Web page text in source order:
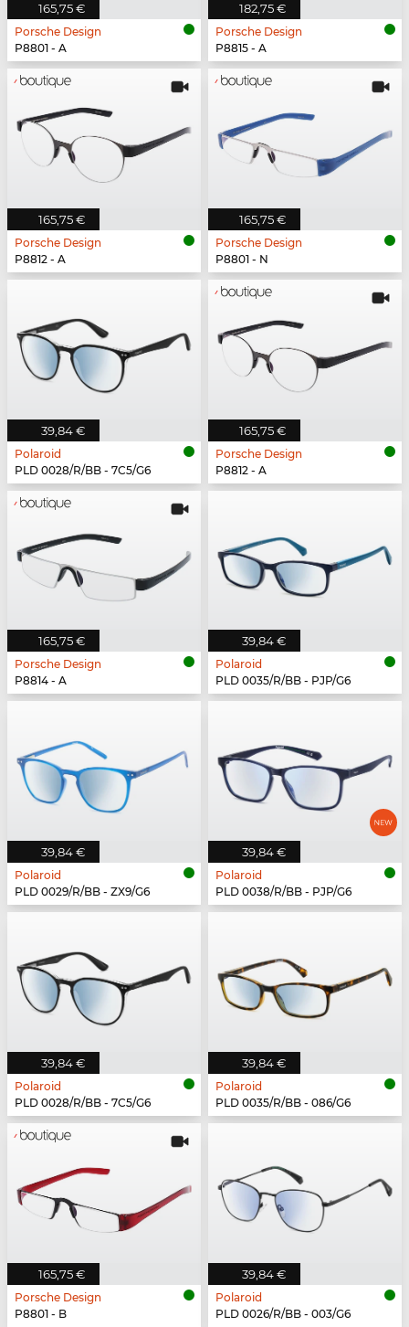
165,75 €
Porsche Design
P8801 - A
182,75 €
Porsche Design
P8815 - A
165,75 €
Porsche Design
P8812 - A
165,75 €
Porsche Design
P8801 - N
39,84 €
Polaroid
PLD 0028/R/BB - 7C5/G6
165,75 €
Porsche Design
P8812 - A
165,75 €
Porsche Design
P8814 - A
39,84 €
Polaroid
PLD 0035/R/BB - PJP/G6
39,84 €
Polaroid
PLD 0029/R/BB - ZX9/G6
39,84 €
Polaroid
PLD 0038/R/BB - PJP/G6
39,84 €
Polaroid
PLD 0028/R/BB - 7C5/G6
39,84 €
Polaroid
PLD 0035/R/BB - 086/G6
165,75 €
Porsche Design
P8801 - B
39,84 €
Polaroid
PLD 0026/R/BB - 003/G6